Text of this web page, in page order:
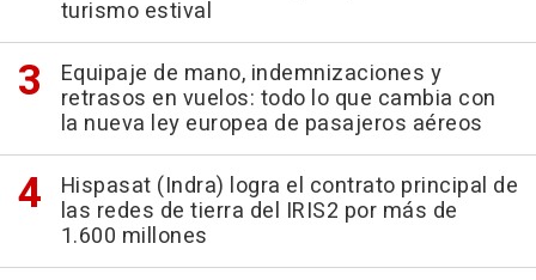
turismo estival
Equipaje de mano, indemnizaciones y
retrasos en vuelos: todo lo que cambia con
la nueva ley europea de pasajeros aéreos
Hispasat (Indra) logra el contrato principal de
las redes de tierra del IRIS2 por más de
1.600 millones